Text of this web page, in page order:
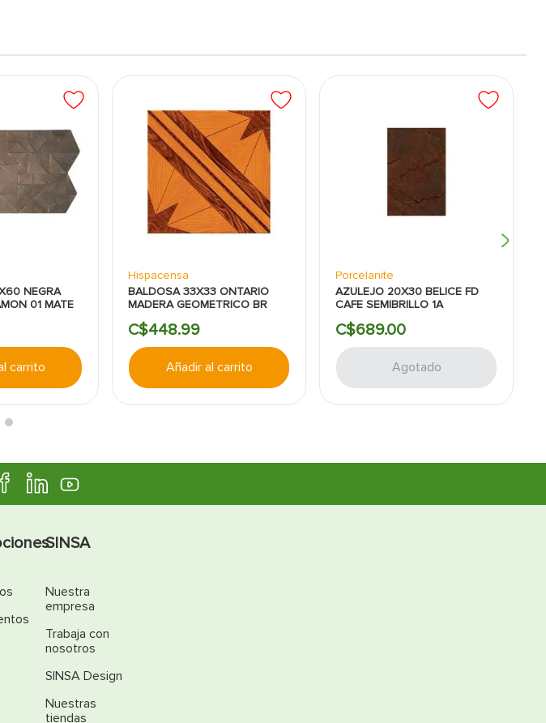
NEGRA
01 MATE
carrito
Hispacensa
BALDOSA 33X33 ONTARIO
MADERA GEOMETRICO BR
C$448.99
Añadir al carrito
Porcelanite
AZULEJO 20X30 BELICE FD
CAFE SEMIBRILLO 1A
C$689.00
Agotado
SINSA
Nuestra
empresa
Trabaja con
nosotros
SINSA Design
Nuestras
tiendas